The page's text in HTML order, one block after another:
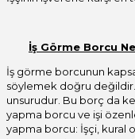
İş Görme Borcu
İş görme borcunun
söylemek doğru
unsurudur. Bu borç da
yapma borcu ve işi
yapma borcu: İşçi, kural